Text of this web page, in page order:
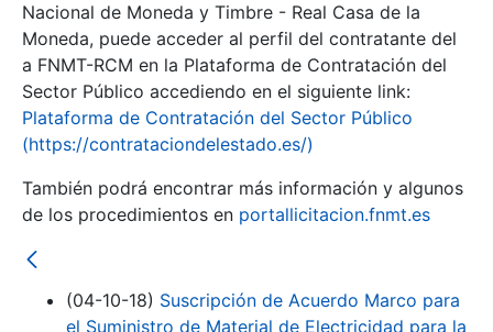
Erakutsi/Ezkutatu
Erakutsi/Ezkutatu
Nacional de Moneda y Timbre - Real Casa de la
Moneda, puede acceder al perfil del contratante del
a FNMT-RCM en la Plataforma de Contratación del
Sector Público accediendo en el siguiente link:
Plataforma de Contratación del Sector Público
(https://contrataciondelestado.es/)
También podrá encontrar más información y algunos
de los procedimientos en portallicitacion.fnmt.es
(04-10-18) Suscripción de Acuerdo Marco para
el Suministro de Material de Electricidad para la